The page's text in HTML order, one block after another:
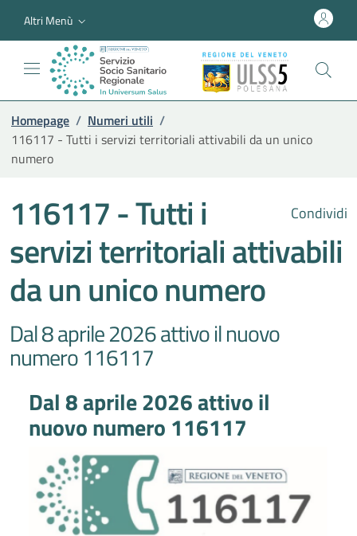
Altri Menù
Homepage / Numeri utili /
116117 - Tutti i servizi territoriali attivabili da un unico
numero
Condividi
116117 - Tutti i
servizi territoriali attivabili
da un unico numero
Dal 8 aprile 2026 attivo il nuovo
numero 116117
Dal 8 aprile 2026 attivo il
nuovo numero 116117